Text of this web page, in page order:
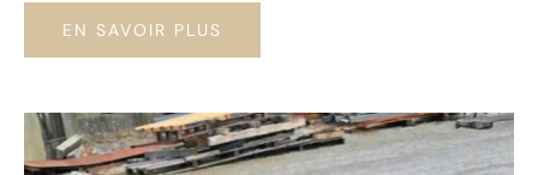
GARDE-
TOULOUSE
ET
POSE
SUR
MESURE
EN SAVOIR PLUS